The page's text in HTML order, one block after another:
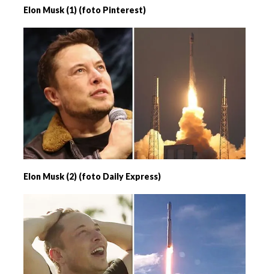
Elon Musk (1) (foto Pinterest)
Elon Musk (2) (foto Daily Express)